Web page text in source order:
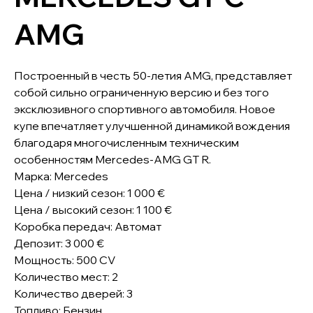
AMG
Построенный в честь 50-летия AMG, представляет
собой сильно ограниченную версию и без того
эксклюзивного спортивного автомобиля. Новое
купе впечатляет улучшенной динамикой вождения
благодаря многочисленным техническим
особенностям Mercedes-AMG GT R.
Марка: Mercedes
Цена / низкий сезон: 1 000 €
Цена / высокий сезон: 1 100 €
Коробка передач: Автомат
Депозит: 3 000 €
Мощность: 500 CV
Количество мест: 2
Количество дверей: 3
Топливо: Бензин